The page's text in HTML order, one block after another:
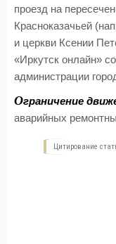
проезд на
Красноказачьей
и церкви Ксении
«Иркутск онлайн»
администрации
Ограничение
аварийных
Цитирование